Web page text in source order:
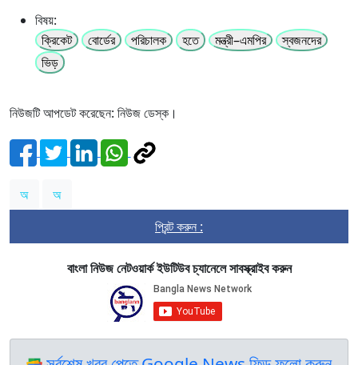
বিষয়:
ক্রিকেট
বোর্ডের পরিচালক হতে মন্ত্রী–এমপির
স্বজনদের
ভিড়
নিউজটি আপডেট করেছেন: নিউজ ডেস্ক।
অ
অ
প্রিন্ট করুন :
বাংলা নিউজ নেটওয়ার্ক ইউটিউব চ্যানেলে সাবস্ক্রাইব করুন